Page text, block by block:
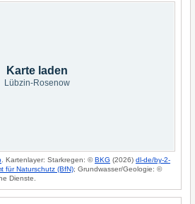
Karte laden
Lübzin-Rosenow
. Kartenlayer: Starkregen: ©BKG (2026) dl-de/by-2-
für Naturschutz (BfN); Grundwasser/Geologie: ©
Dienste.